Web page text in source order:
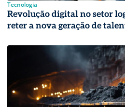
Tecnologia
Revolução digital no setor
reter a nova geração de